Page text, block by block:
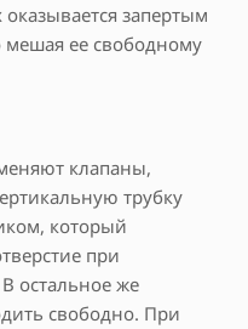
запертым
ее свободному
клапаны,
трубку
который
при
остальное же
свободно. При